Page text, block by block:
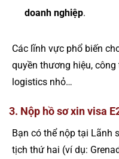
doanh nghiệp.
Các lĩnh vực phổ biến
quyền thương hiệu,
logistics nhỏ…
3. Nộp hồ sơ xin visa
Bạn có thể nộp tại Lãnh
tịch thứ hai (ví dụ: